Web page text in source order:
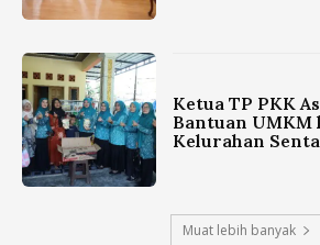
Ketua TP PKK
Bantuan UMKM
Kelurahan
Muat lebih banyak